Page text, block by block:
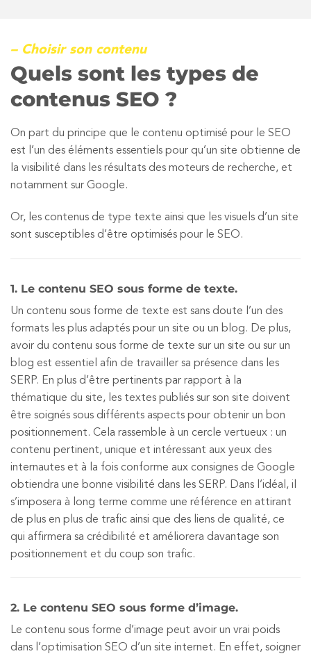
– Choisir son contenu
Quels sont les types de
contenus SEO ?
On part du principe que le contenu optimisé pour le SEO
est l’un des éléments essentiels pour qu’un site obtienne de
la visibilité dans les résultats des moteurs de recherche, et
notamment sur Google.
Or, les contenus de type texte ainsi que les visuels d’un site
sont susceptibles d’être optimisés pour le SEO.
1. Le contenu SEO sous forme de texte.
Un contenu sous forme de texte est sans doute l’un des
formats les plus adaptés pour un site ou un blog. De plus,
avoir du contenu sous forme de texte sur un site ou sur un
blog est essentiel afin de travailler sa présence dans les
SERP. En plus d’être pertinents par rapport à la
thématique du site, les textes publiés sur son site doivent
être soignés sous différents aspects pour obtenir un bon
positionnement. Cela rassemble à un cercle vertueux : un
contenu pertinent, unique et intéressant aux yeux des
internautes et à la fois conforme aux consignes de Google
obtiendra une bonne visibilité dans les SERP. Dans l’idéal, il
s’imposera à long terme comme une référence en attirant
de plus en plus de trafic ainsi que des liens de qualité, ce
qui affirmera sa crédibilité et améliorera davantage son
positionnement et du coup son trafic.
2. Le contenu SEO sous forme d’image.
Le contenu sous forme d’image peut avoir un vrai poids
dans l’optimisation SEO d’un site internet. En effet, soigner